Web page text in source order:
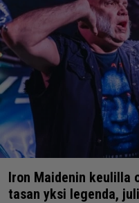
Iron Maidenin keulilla
tasan yksi legenda,